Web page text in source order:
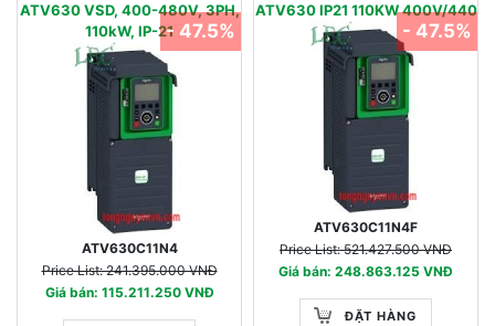
ATV630 VSD, 400-480V, 3PH,
110kW, IP-21
ATV630C11N4
Price List: 241.395.000 VNĐ
Giá bán: 115.211.250 VNĐ
- 47.5%
ATV630 IP21 110KW 400V/440
ATV630C11N4F
Price List: 521.427.500 VNĐ
Giá bán: 248.863.125 VNĐ
ĐẶT HÀNG
- 47.5%